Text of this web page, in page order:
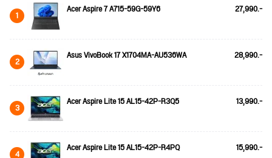
1 Acer Aspire 7 A715-59G-59Y6 27,990.-
2 Asus VivoBook 17 X1704MA-AU536WA 28,990.-
3 Acer Aspire Lite 15 AL15-42P-R3Q5 13,990.-
4 Acer Aspire Lite 15 AL15-42P-R4PQ 15,990.-